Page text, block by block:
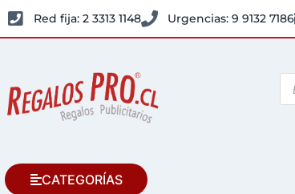
Red fija: 2 3313 1148 Urgencias: 9 9132 7186
CATEGORÍAS